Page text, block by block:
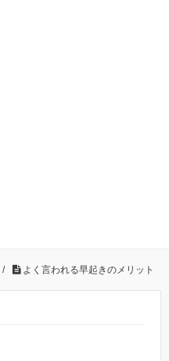
/ よく言われる早起きのメリット